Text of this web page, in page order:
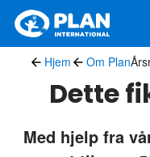
Hopp
hovedinnhold
Hjem Om Plan
Dette
Med hjelp fra